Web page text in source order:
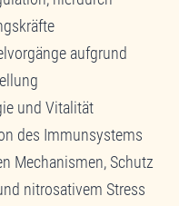
aufgrund
und Vitalität
des Immunsystems
Mechanismen, Schutz
nitrosativem Stress